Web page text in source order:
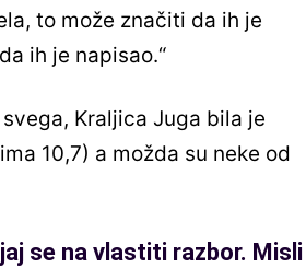
to može značiti da ih je
ih je napisao.“
Kraljica Juga bila je
10,7) a možda su neke od
se na vlastiti razbor. Misli